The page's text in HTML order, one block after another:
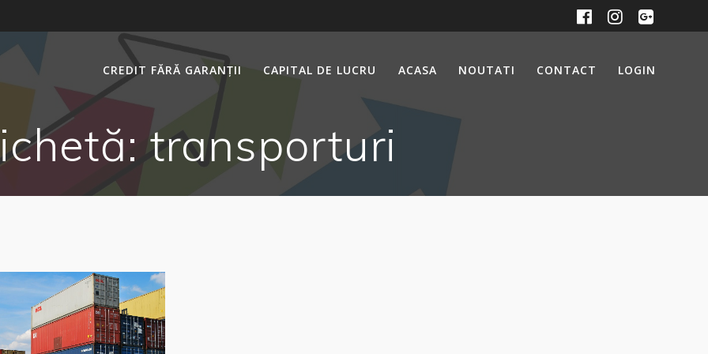
CREDIT FĂRĂ GARANȚII CAPITAL DE LUCRU ACASA NOUTATI CONTACT LOGIN
transporturi